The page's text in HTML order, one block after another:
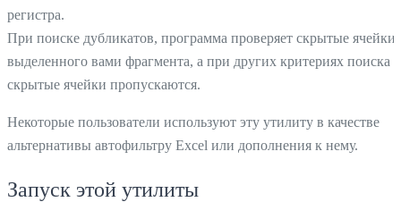
регистра.
При поиске дубликатов, программа проверяет скрытые ячейки
выделенного вами фрагмента, а при других критериях поиска
скрытые ячейки пропускаются.
Некоторые пользователи используют эту утилиту в качестве
альтернативы автофильтру Excel или дополнения к нему.
Запуск этой утилиты